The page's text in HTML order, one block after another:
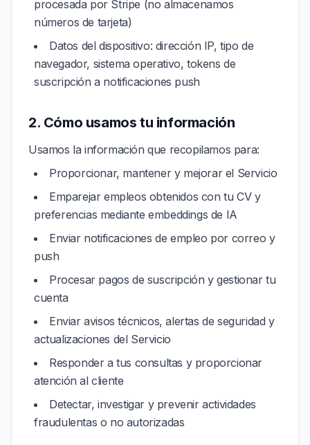
procesada por Stripe (no almacenamos
números de tarjeta)
Datos del dispositivo: dirección IP, tipo de
navegador, sistema operativo, tokens de
suscripción a notificaciones push
2. Cómo usamos tu información
Usamos la información que recopilamos para:
Proporcionar, mantener y mejorar el Servicio
Emparejar empleos obtenidos con tu CV y
preferencias mediante embeddings de IA
Enviar notificaciones de empleo por correo y
push
Procesar pagos de suscripción y gestionar tu
cuenta
Enviar avisos técnicos, alertas de seguridad y
actualizaciones del Servicio
Responder a tus consultas y proporcionar
atención al cliente
Detectar, investigar y prevenir actividades
fraudulentas o no autorizadas